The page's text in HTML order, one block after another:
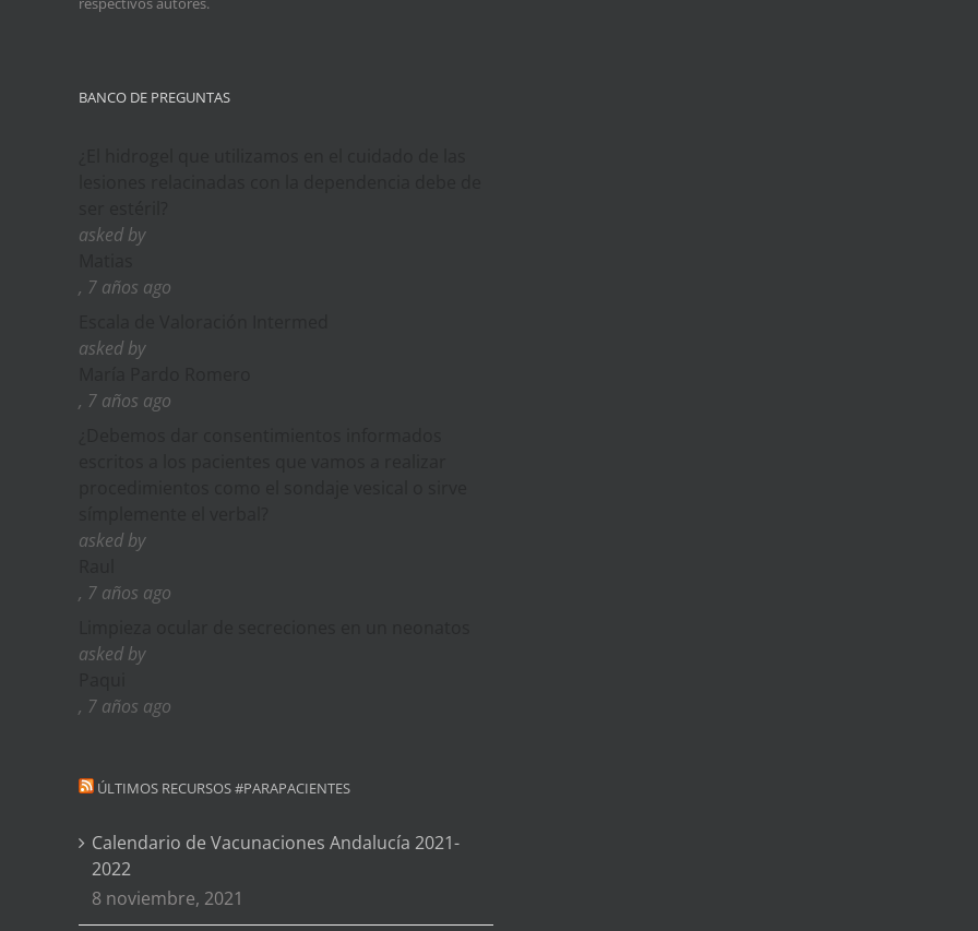
BANCO DE PREGUNTAS
asked by
, 7 años ago
asked by
, 7 años ago
asked by
, 7 años ago
asked by
, 7 años ago
ÚLTIMOS RECURSOS #PARAPACIENTES
Calendario de Vacunaciones Andalucía 2021-
2022
8 noviembre, 2021